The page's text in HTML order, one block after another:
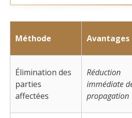
Méthode Avantages
Élimination des
parties
affectées
Réduction
immédiate
propagation